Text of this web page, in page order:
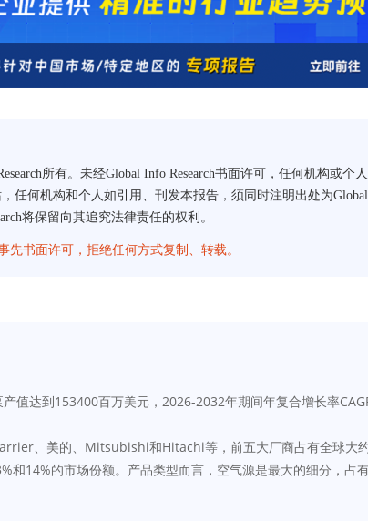
所有。未经Global Info Research书面许可，任何机构或
何机构和个人如引用、刊发本报告，须同时注明出处为
将保留向其追究法律责任的权利。
先书面许可，拒绝任何方式复制、转载。
值达到153400百万美元，2026-2032年期间年复合增长率
、美的、Mitsubishi和Hitachi等，前五大厂商占有全球大
和14%的市场份额。产品类型而言，空气源是最大的细分，占